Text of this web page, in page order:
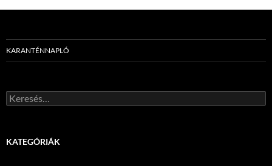
KARANTÉNNAPLÓ
Keresés:
KATEGÓRIÁK